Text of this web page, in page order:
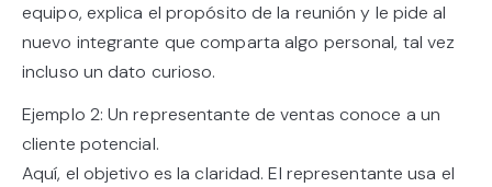
equipo, explica el propósito de la reunión y le pide al
nuevo integrante que comparta algo personal, tal vez
incluso un dato curioso.
Ejemplo 2: Un representante de ventas conoce a un
cliente potencial.
Aquí, el objetivo es la claridad. El representante usa el